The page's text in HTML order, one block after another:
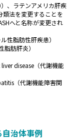
、ラテンアメリカ肝疾
類法を変更することを
へと名称が変更され
性脂肪性肝疾患）
肪肝炎）
disease（代謝機能
（代謝機能障害関
治体事例